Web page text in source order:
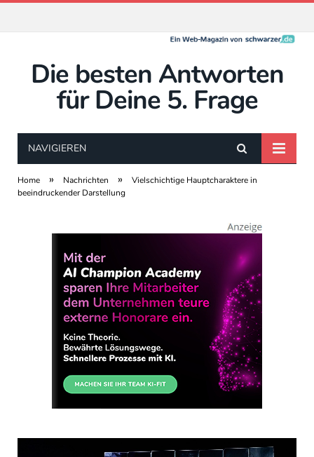
Die besten Antworten
für Deine 5. Frage
NAVIGIEREN
Home » Nachrichten »
Vielschichtige Hauptcharaktere in
beeindruckender Darstellung